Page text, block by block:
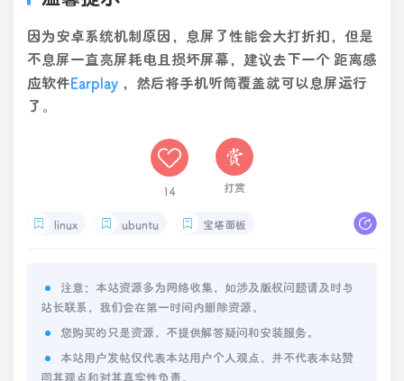
因为安卓系统机制原因，息屏了性能会大打折扣，但是
不息屏一直亮屏耗电且损坏屏幕，建议去下一个 距离感
应软件Earplay ，然后将手机听筒覆盖就可以息屏运行
了。
14 打赏
linux ubuntu 宝塔面板
注意：本站资源多为网络收集，如涉及版权问题请及时与
站长联系，我们会在第一时间内删除资源。
您购买的只是资源，不提供解答疑问和安装服务。
本站用户发帖仅代表本站用户个人观点，并不代表本站赞
同其观点和对其真实性负责。